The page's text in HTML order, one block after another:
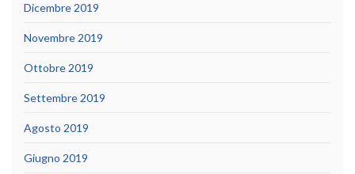
Dicembre 2019
Novembre 2019
Ottobre 2019
Settembre 2019
Agosto 2019
Giugno 2019